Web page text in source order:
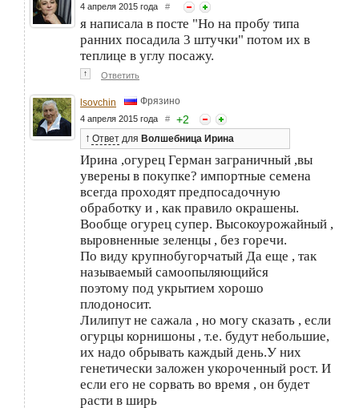
4 апреля 2015 года #
я написала в посте "Но на пробу типа
ранних посадила 3 штучки" потом их в
теплице в углу посажу.
↑ Ответить
lsovchin Фрязино
4 апреля 2015 года # +2
↑ Ответ для Волшебница Ирина
Ирина ,огурец Герман заграничный ,вы
уверены в покупке? импортные семена
всегда проходят предпосадочную
обработку и , как правило окрашены.
Вообще огурец супер. Высокоурожайный ,
выровненные зеленцы , без горечи.
По виду крупнобугорчатый Да еще , так
называемый самоопыляющийся
поэтому под укрытием хорошо
плодоносит.
Лилипут не сажала , но могу сказать , если
огурцы корнишоны , т.е. будут небольшие,
их надо обрывать каждый день.У них
генетически заложен укороченный рост. И
если его не сорвать во время , он будет
расти в ширь